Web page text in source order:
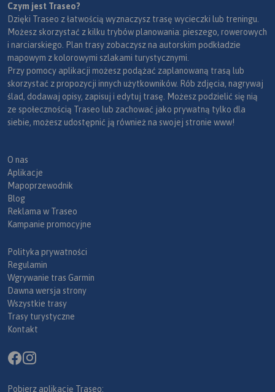
Czym jest Traseo?
Dzięki Traseo z łatwością wyznaczysz trasę wycieczki lub treningu.
Możesz skorzystać z kilku trybów planowania: pieszego, rowerowych
i narciarskiego. Plan trasy zobaczysz na autorskim podkładzie
mapowym z kolorowymi szlakami turystycznymi.
Przy pomocy aplikacji możesz podążać zaplanowaną trasą lub
skorzystać z propozycji innych użytkowników. Rób zdjęcia, nagrywaj
ślad, dodawaj opisy, zapisuj i edytuj trasę. Możesz podzielić się nią
ze społecznością Traseo lub zachować jako prywatną tylko dla
siebie, możesz udostępnić ją również na swojej stronie www!
O nas
Aplikacje
Mapoprzewodnik
Blog
Reklama w Traseo
Kampanie promocyjne
Polityka prywatności
Regulamin
Wgrywanie tras Garmin
Dawna wersja strony
Wszystkie trasy
Trasy turystyczne
Kontakt
Pobierz aplikację Traseo: